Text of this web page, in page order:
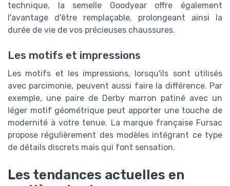
technique, la semelle Goodyear offre également
l'avantage d'être remplaçable, prolongeant ainsi la
durée de vie de vos précieuses chaussures.
Les motifs et impressions
Les motifs et les impressions, lorsqu'ils sont utilisés
avec parcimonie, peuvent aussi faire la différence. Par
exemple, une paire de Derby marron patiné avec un
léger motif géométrique peut apporter une touche de
modernité à votre tenue. La marque française Fursac
propose régulièrement des modèles intégrant ce type
de détails discrets mais qui font sensation.
Les tendances actuelles en